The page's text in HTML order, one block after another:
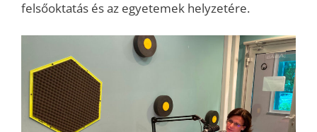
felsőoktatás és az egyetemek helyzetére.